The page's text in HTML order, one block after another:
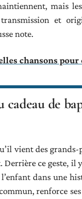
mais
et
note.
chansons
de
vient des
ce geste,
dans une
renforce